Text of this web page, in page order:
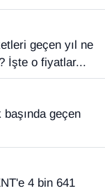
İşte o fiyatlar...